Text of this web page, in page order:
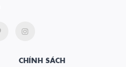
CHÍNH SÁCH